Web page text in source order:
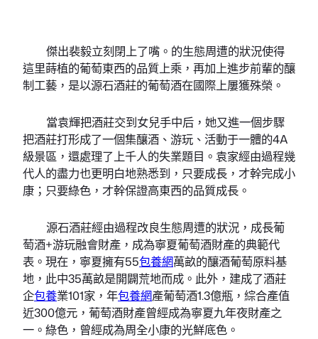
傑出裴毅立刻閉上了嘴。的生態周遭的狀況使得
這里蒔植的葡萄東西的品質上乘，再加上進步前輩的釀
制工藝，是以源石酒莊的葡萄酒在國際上屢獲殊榮。
當袁輝把酒莊交到女兒手中后，她又進一個步驟
把酒莊打形成了一個集釀酒、游玩、活動于一體的4A
級景區，還處理了上千人的失業題目。袁家經由過程幾
代人的盡力也更明白地熟悉到，只要成長，才幹完成小
康；只要綠色，才幹保證高東西的品質成長。
源石酒莊經由過程改良生態周遭的狀況，成長葡
萄酒+游玩融會財產，成為寧夏葡萄酒財產的典範代
表。現在，寧夏擁有55包養網萬畝的釀酒葡萄原料基
地，此中35萬畝是開闢荒地而成。此外，建成了酒莊
企包養業101家，年包養網產葡萄酒1.3億瓶，綜合產值
近300億元，葡萄酒財產曾經成為寧夏九年夜財產之
一。綠色，曾經成為周全小康的光鮮底色。